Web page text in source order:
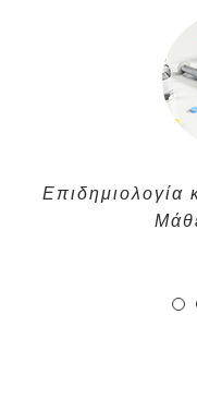
Επιδημιολογία